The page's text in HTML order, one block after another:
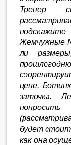
Тренер
подскажите
Жемчужные
ли
цене.
заточка.
будет
как она